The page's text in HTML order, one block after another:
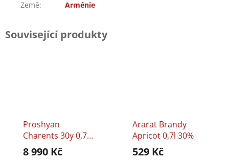
Země: Arménie
Související produkty
Proshyan
Charents 30y 0,75l
40%
8 990 Kč
Ararat Brandy
Apricot 0,7l 30%
529 Kč